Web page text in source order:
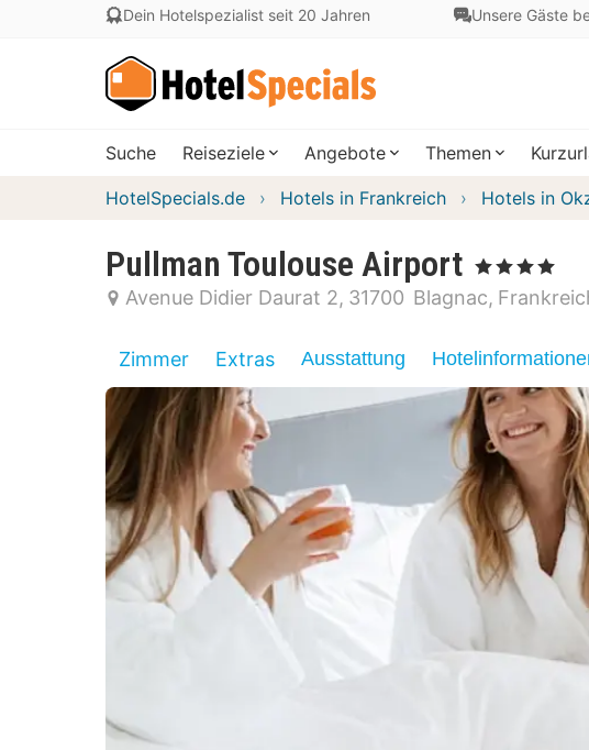
Dein Hotelspezialist seit 20 Jahren Unsere Gäste
Suche Reiseziele Angebote Themen
HotelSpecials.de Hotels in Frankreich Hotels in
Pullman Toulouse Airport , 4 Sterne
Avenue Didier Daurat 2 31700 Blagnac
Zimmer Extras Ausstattung